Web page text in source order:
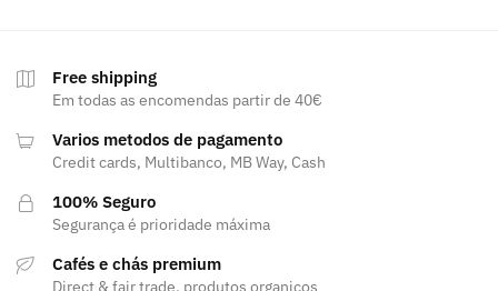
Free shipping
Em todas as encomendas partir de 40€
Varios metodos de pagamento
Credit cards, Multibanco, MB Way, Cash
100% Seguro
Segurança é prioridade máxima
Cafés e chás premium
Direct & fair trade, produtos organicos